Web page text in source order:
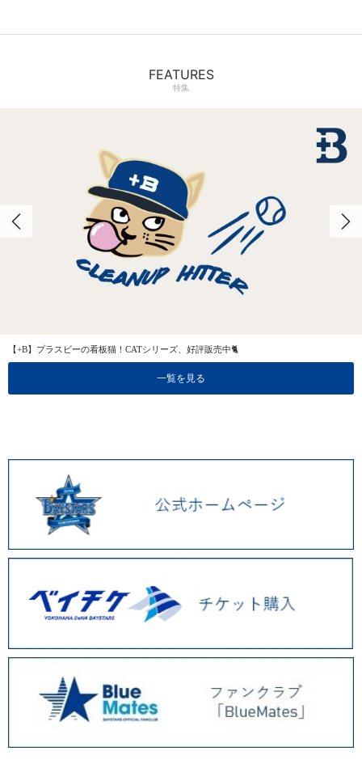
FEATURES
特集
【+B】プラスビーの看板猫！CATシリーズ、好評販売中🐈
一覧を見る